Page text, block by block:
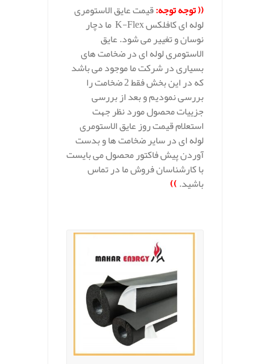
(( توجه توجه:قیمت عایق الاستومری
لوله ای کافلکس K-Flex ما دچار
نوسان و تغییر می شود. عایق
الاستومری لوله ای در ضخامت های
بسیاری در شرکت ما موجود می باشد
که در این بخش فقط 2 ضخامت را
بررسی نمودیم و بعد از بررسی
جزییات محصول مورد نظر جهت
استعلام قیمت روز عایق الاستومری
لوله ای در سایر ضخامت ها و بدست
آوردن پیش فاکتور محصول می بایست
با کارشناسان فروش ما در تماس
باشید.))